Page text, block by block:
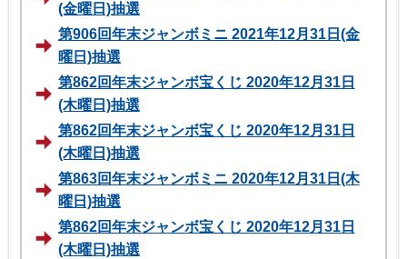
(金曜日)抽選
第906回年末ジャンボミニ 2021年12月31日(金
曜日)抽選
第862回年末ジャンボ宝くじ 2020年12月31日
(木曜日)抽選
第862回年末ジャンボ宝くじ 2020年12月31日
(木曜日)抽選
第863回年末ジャンボミニ 2020年12月31日(木
曜日)抽選
第862回年末ジャンボ宝くじ 2020年12月31日
(木曜日)抽選